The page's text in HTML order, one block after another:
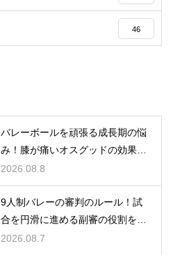
46
バレーボールを頑張る成長期の悩
み！膝が痛いオスグッドの効果的
な対策
2026.08.8
9人制バレーの審判のルール！試
合を円滑に進める副審の役割を解
説
2026.08.7